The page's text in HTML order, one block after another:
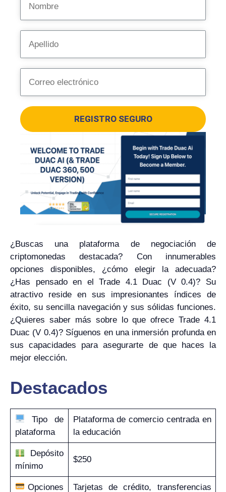
REGISTRO SEGURO
¿Buscas una plataforma de negociación de
criptomonedas destacada? Con innumerables
opciones disponibles, ¿cómo elegir la adecuada?
¿Has pensado en el Trade 4.1 Duac (V 0.4)? Su
atractivo reside en sus impresionantes índices de
éxito, su sencilla navegación y sus sólidas funciones.
¿Quieres saber más sobre lo que ofrece Trade 4.1
Duac (V 0.4)? Síguenos en una inmersión profunda en
sus capacidades para asegurarte de que haces la
mejor elección.
Destacados
Tipo de
plataforma
Plataforma de comercio centrada en
la educación
Depósito
mínimo
$250
Opciones
Tarjetas de crédito, transferencias